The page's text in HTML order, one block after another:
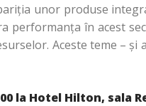
unor produse
performanţa în acest
Aceste teme –
la Hotel Hilton, sala